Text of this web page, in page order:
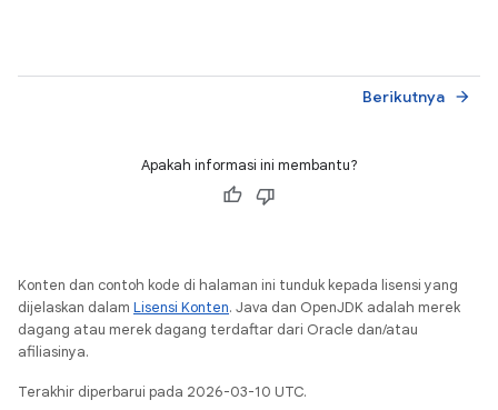
Berikutnya arrow_forward
Apakah informasi ini membantu?
Konten dan contoh kode di halaman ini tunduk kepada lisensi yang
dijelaskan dalam Lisensi Konten. Java dan OpenJDK adalah merek
dagang atau merek dagang terdaftar dari Oracle dan/atau
afiliasinya.
Terakhir diperbarui pada 2026-03-10 UTC.